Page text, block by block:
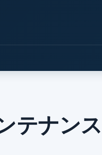
テナン